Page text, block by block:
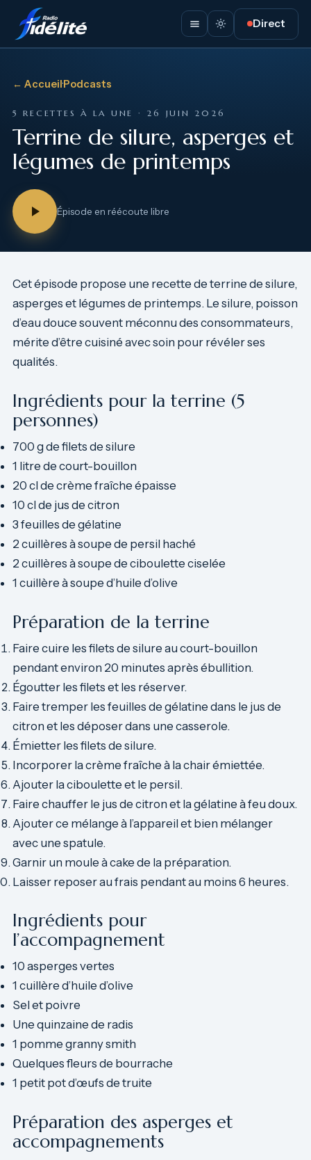
Direct
← Accueil·Podcasts
5 RECETTES À LA UNE · 26 JUIN 2026
Terrine de silure, asperges et
légumes de printemps
Épisode en réécoute libre
Cet épisode propose une recette de terrine de silure,
asperges et légumes de printemps. Le silure, poisson
d’eau douce souvent méconnu des consommateurs,
mérite d’être cuisiné avec soin pour révéler ses
qualités.
Ingrédients pour la terrine (5
personnes)
700 g de filets de silure
1 litre de court-bouillon
20 cl de crème fraîche épaisse
10 cl de jus de citron
3 feuilles de gélatine
2 cuillères à soupe de persil haché
2 cuillères à soupe de ciboulette ciselée
1 cuillère à soupe d’huile d’olive
Préparation de la terrine
Faire cuire les filets de silure au court-bouillon
pendant environ 20 minutes après ébullition.
Égoutter les filets et les réserver.
Faire tremper les feuilles de gélatine dans le jus de
citron et les déposer dans une casserole.
Émietter les filets de silure.
Incorporer la crème fraîche à la chair émiettée.
Ajouter la ciboulette et le persil.
Faire chauffer le jus de citron et la gélatine à feu doux.
Ajouter ce mélange à l’appareil et bien mélanger
avec une spatule.
Garnir un moule à cake de la préparation.
Laisser reposer au frais pendant au moins 6 heures.
Ingrédients pour
l’accompagnement
10 asperges vertes
1 cuillère d’huile d’olive
Sel et poivre
Une quinzaine de radis
1 pomme granny smith
Quelques fleurs de bourrache
1 petit pot d’œufs de truite
Préparation des asperges et
accompagnements